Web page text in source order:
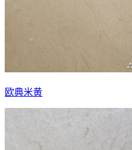
欧典米黄